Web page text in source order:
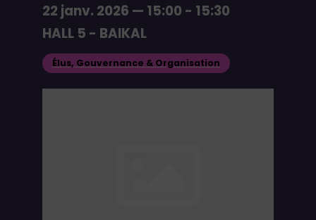
22 janv. 2026—15:00- 15:30
HALL 5 - BAIKAL
Élus, Gouvernance & Organisation